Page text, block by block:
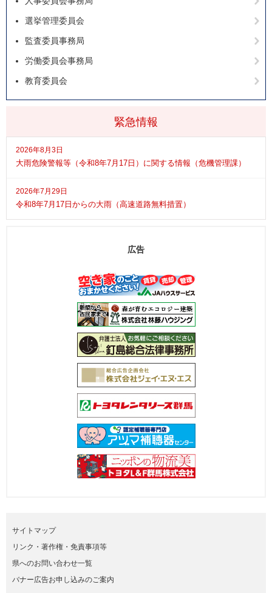
緊急情報
2026年8月3日
大雨危険警報等（令和8年7月17日）に関する情報（危機管理課）
2026年7月29日
令和8年7月17日からの大雨（高速道路無料措置）
選挙管理委員会
監査委員事務局
労働委員会事務局
教育委員会
広告
サイトマップ
リンク・著作権・免責事項等
県へのお問い合わせ一覧
バナー広告お申し込みのご案内